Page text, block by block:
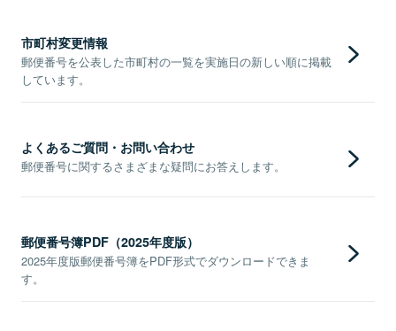
市町村変更情報
郵便番号を公表した市町村の一覧を実施日の新しい順に掲載
しています。
よくあるご質問・お問い合わせ
郵便番号に関するさまざまな疑問にお答えします。
郵便番号簿PDF（2025年度版）
2025年度版郵便番号簿をPDF形式でダウンロードできま
す。